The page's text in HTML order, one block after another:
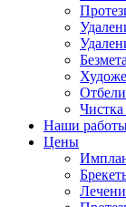
Наши
Цены